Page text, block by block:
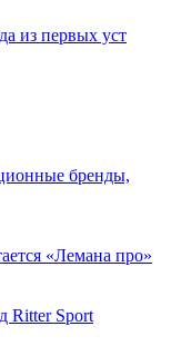
из первых уст
бренды,
«Лемана про»
Ritter Sport